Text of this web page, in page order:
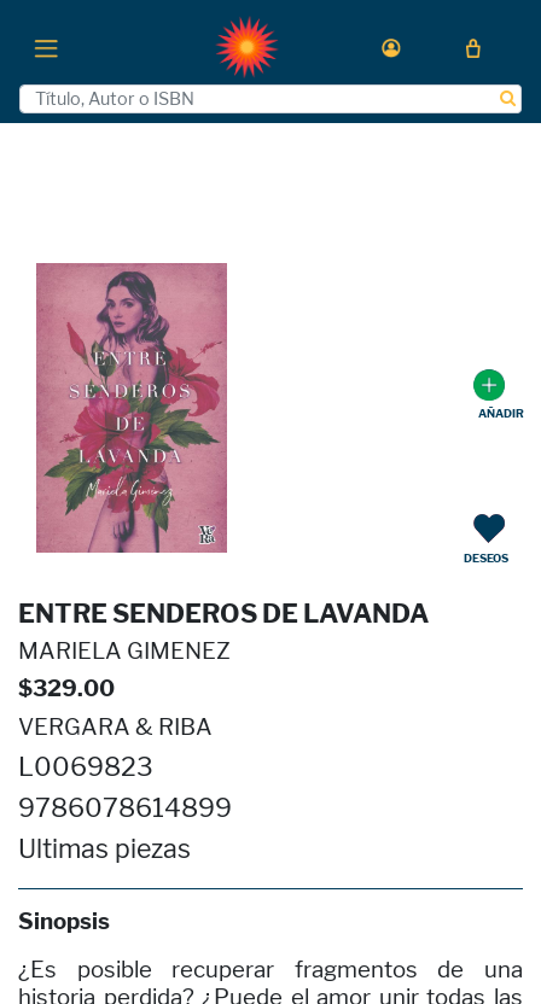
ENTRE SENDEROS DE LAVANDA
MARIELA GIMENEZ
$329.00
VERGARA & RIBA
L0069823
9786078614899
Ultimas piezas
Sinopsis
AÑADIR
DESEOS
¿Es posible recuperar fragmentos de una
historia perdida? ¿Puede el amor unir todas las